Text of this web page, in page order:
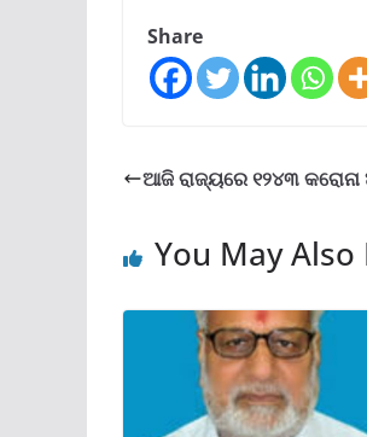
Share
ଆଜି ରାଜ୍ୟରେ ୧୨୪୩
You May Also